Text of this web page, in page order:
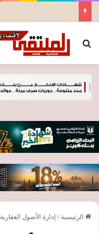
بحث عن
الرئيسية / إدارة الأصول العقارية